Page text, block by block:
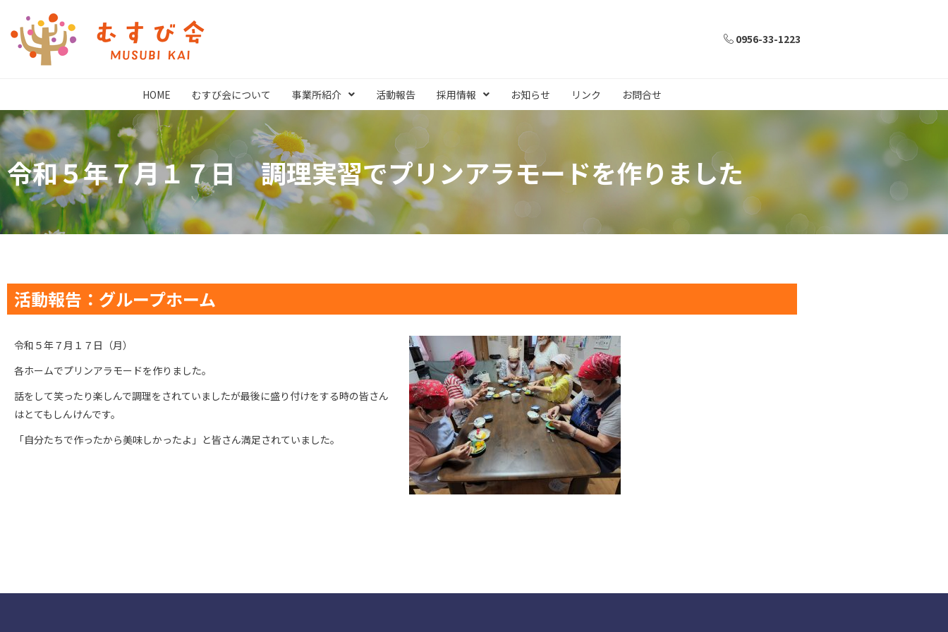
0956-33-1223
HOME むすび会について 事業所紹介 活動報告 採用情報 お知らせ リンク お問合せ
令和５年７月１７日 調理実習でプリンアラモードを作りました
活動報告：グループホーム
令和５年７月１７日（月）
各ホームでプリンアラモードを作りました。
話をして笑ったり楽しんで調理をされていましたが最後に盛り付けをする時の皆さん
はとてもしんけんです。
「自分たちで作ったから美味しかったよ」と皆さん満足されていました。